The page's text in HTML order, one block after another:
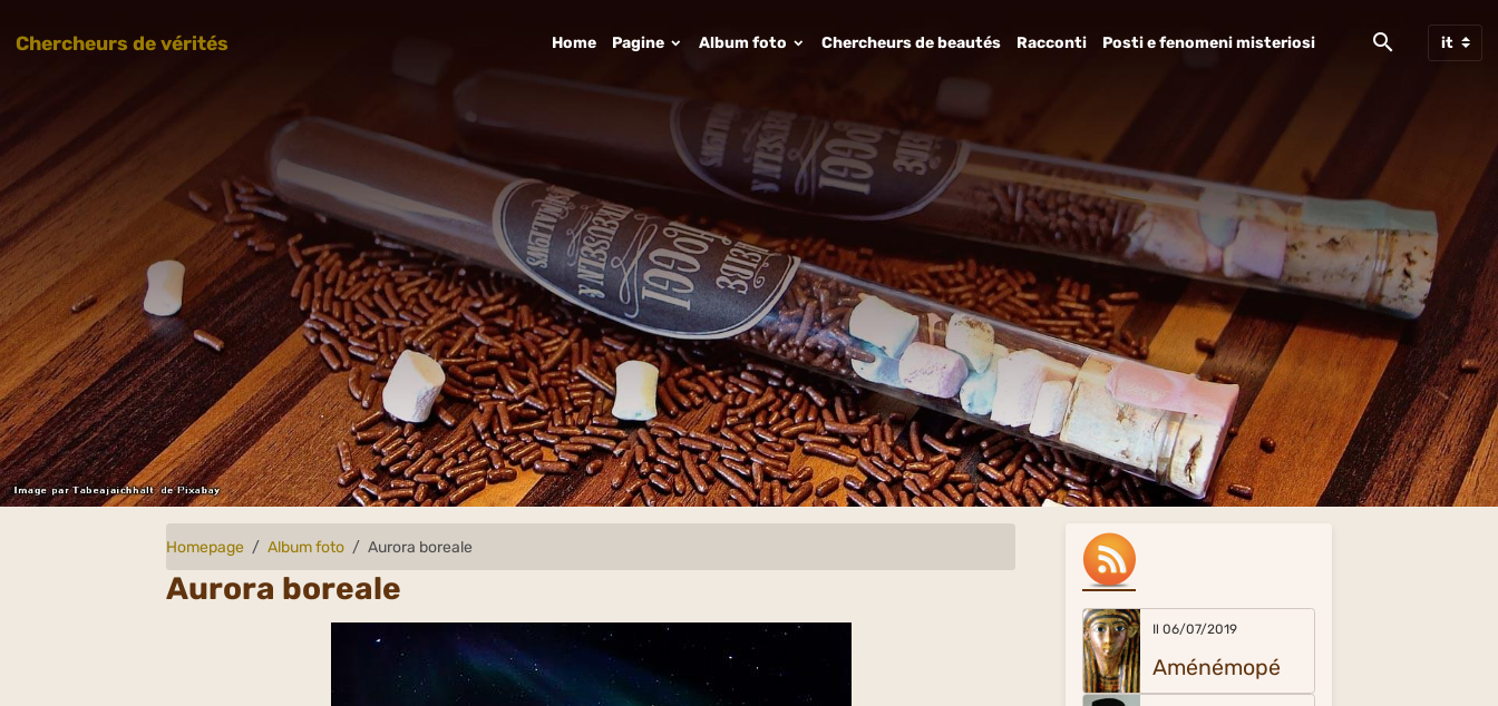
Chercheurs de vérités Home Pagine Album foto Chercheurs de beautés Racconti Posti e fenomeni misteriosi
Homepage Album foto Aurora boreale
Aurora boreale
Il 06/07/2019
Aménémopé